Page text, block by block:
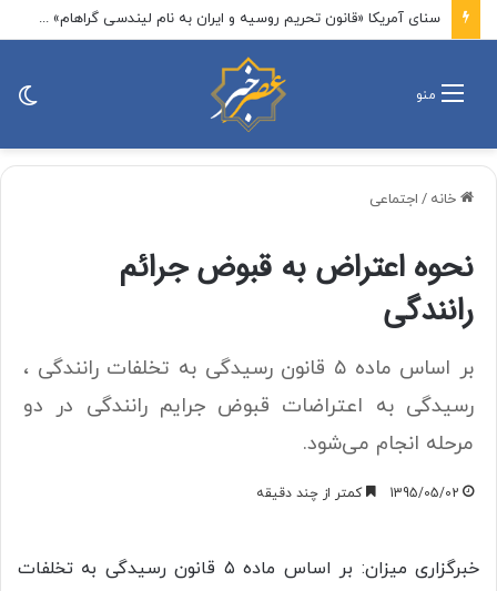
سنای آمریکا «قانون تحریم روسیه و ایران به نام لیندسی گراهام» را تصویب کرد / این لایحه تحریم‌های ایران را تمدید می‌کند و مانع از انقضای محدودیت‌های اعمال‌شده بر بخش انرژی و صنایع تسلیحاتی ایران می‌شود
منو
خانه / اجتماعی
نحوه اعتراض به قبوض جرائم
رانندگی
بر اساس ماده ۵ قانون رسیدگی به تخلفات رانندگی ،
رسیدگی به اعتراضات قبوض جرایم رانندگی در دو
مرحله‌ انجام می‌شود.
1395/05/02 کمتر از چند دقیقه
خبرگزاری میزان: بر اساس ماده ۵ قانون رسیدگی به تخلفات